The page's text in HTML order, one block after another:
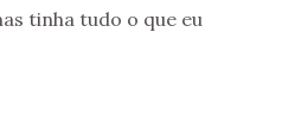
tinha tudo o que eu